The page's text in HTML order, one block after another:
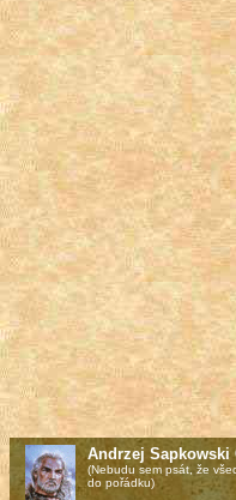
Andrzej Sapkowski
(Nebudu sem psát, že
do pořádku)